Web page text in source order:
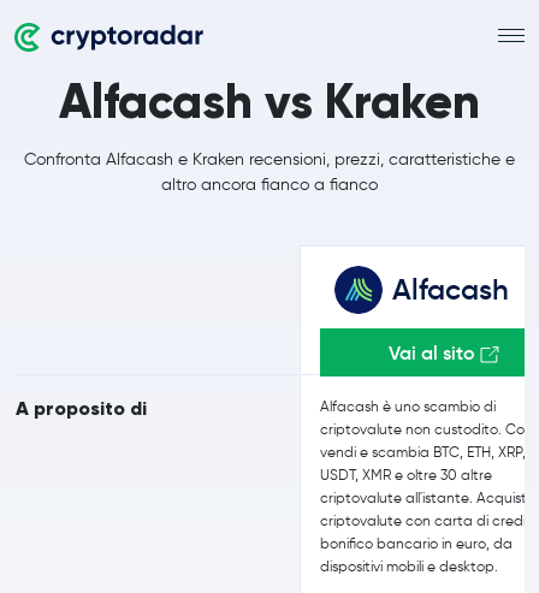
Alfacash vs Kraken
Confronta Alfacash e Kraken recensioni, prezzi, caratteristiche e
altro ancora fianco a fianco
A proposito di
Alfacash
Vai al sito
Alfacash è uno scambio di
criptovalute non custodito.
vendi e scambia BTC, ETH, XRP,
USDT, XMR e oltre 30 altre
criptovalute all'istante.
criptovalute con carta di
bonifico bancario in euro, da
dispositivi mobili e desktop.